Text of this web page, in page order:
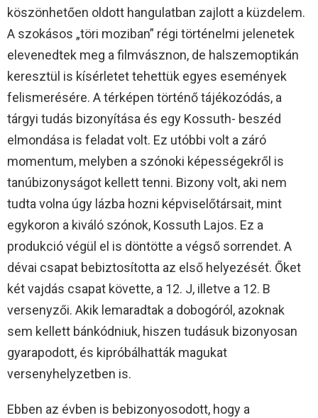
köszönhetően oldott hangulatban zajlott a küzdelem.
A szokásos „töri moziban” régi történelmi jelenetek
elevenedtek meg a filmvásznon, de halszemoptikán
keresztül is kísérletet tehettük egyes események
felismerésére. A térképen történő tájékozódás, a
tárgyi tudás bizonyítása és egy Kossuth- beszéd
elmondása is feladat volt. Ez utóbbi volt a záró
momentum, melyben a szónoki képességekről is
tanúbizonyságot kellett tenni. Bizony volt, aki nem
tudta volna úgy lázba hozni képviselőtársait, mint
egykoron a kiváló szónok, Kossuth Lajos. Ez a
produkció végül el is döntötte a végső sorrendet. A
dévai csapat bebiztosította az első helyezését. Őket
két vajdás csapat követte, a 12. J, illetve a 12. B
versenyzői. Akik lemaradtak a dobogóról, azoknak
sem kellett bánkódniuk, hiszen tudásuk bizonyosan
gyarapodott, és kipróbálhatták magukat
versenyhelyzetben is.
Ebben az évben is bebizonyosodott, hogy a